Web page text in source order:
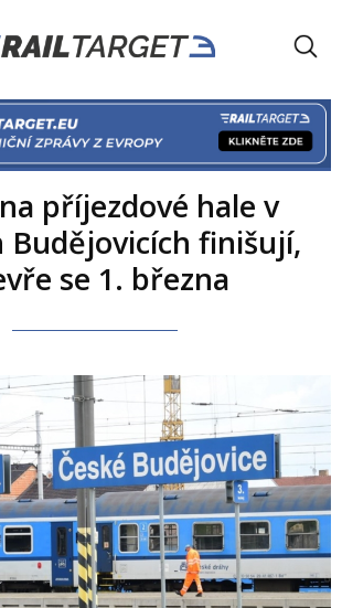
příjezdové hale v
Budějovicích finišují,
se 1. března